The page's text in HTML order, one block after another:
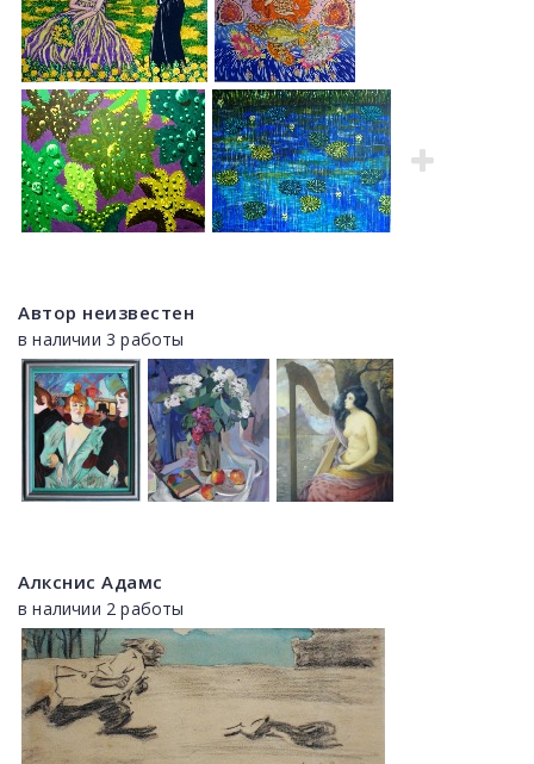
Автор неизвестен
в наличии 3 работы
Алкснис Адамс
в наличии 2 работы